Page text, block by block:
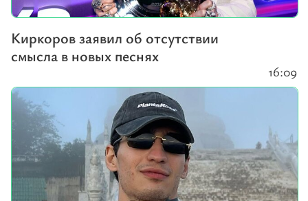
Киркоров заявил об отсутствии
смысла в новых песнях
16:09